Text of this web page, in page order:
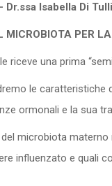
Isabella Di
MICROBIOTA PER
riceve una prima
le caratteristiche
ormonali e la sua
del microbiota
influenzato e quali